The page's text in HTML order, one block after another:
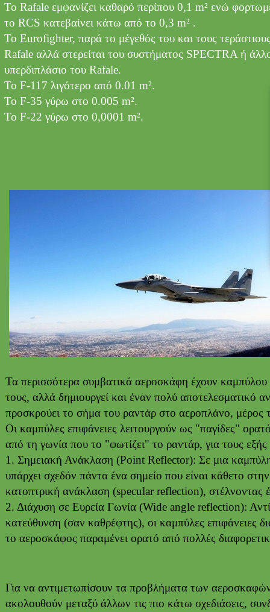
Τα περισσότερα συμβατικά αεροσκάφη έχουν
τους, αλλά δημιουργεί και έναν πολύ
προσκρούει το σήμα του ραντάρ στο αεροπλάνο, μέρος
Οι καμπύλες επιφάνειες λειτουργούν ως "παγίδες"
από τη γωνία που το "φωτίζει" το ραντάρ, για τους
1. Σημειακή Ανάκλαση (Point Reflector): Σε μια
υπάρχει σχεδόν πάντα ένα σημείο που είναι κάθετο
κατοπτρική ανάκλαση (specular reflection), στέλνοντας
2. Διάχυση σε Ευρεία Γωνία (Wide angle reflection):
κατεύθυνση (σαν καθρέφτης), οι καμπύλες επιφάνειες
το αεροσκάφος παραμένει ορατό από πολλές
To Rafale εμφανίζει καθαρό περίπου 0,1 m² ενώ
το RCS κατεβαίνει κάτω από το 0,3 m² .
To Eurofighter, παρά το μέγεθός του και τους
Rafale αλλά στερείται του συστήματος SPECTRA ή
υπερδιπλάσιο του Rafale.
Το F-117 λιγότερο από 0.01 m².
Το F-35 γύρω στο 0.005 m².
Το F-22 γύρω στο 0,0001 m².
Για να αντιμετωπίσουν τα προβλήματα των
ακολουθούν μεταξύ άλλων τις πιο κάτω σχεδιάσεις,